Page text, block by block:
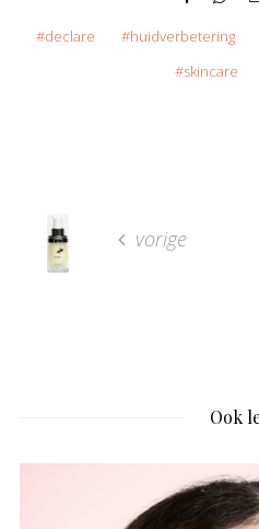
declare huidverbetering
skincare
vorige
Ook